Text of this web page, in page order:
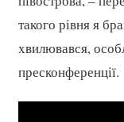
такого рівня я
хвилювався,
пресконференції.